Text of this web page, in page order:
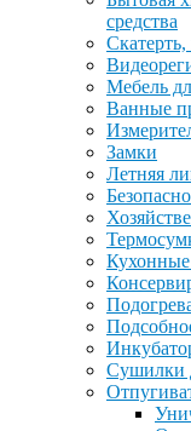
средства
Скатерть,
Мебель
Ванные
Замки
Летняя
Сушилки